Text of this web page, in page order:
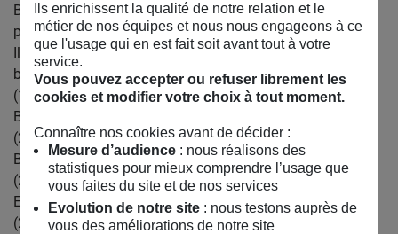
Biennale de Venise (2001). Il a vécu et travaillé à Paris
pendant quelques années, puis est revenu à Buenos Aires.
Il a participé à de nombreuses expositions collectives et
biennales d’art, telles que la 1ère Biennale du Mercosur
(1997), la 7ème Biennale de La Havane (2000), la 7ème
Biennale d’Istanbul (2001), la 3ème Biennale de Shanghai
(2002), la 1ère Biennale de Busan, Corée (2002), la 26ème
Biennale de Sao Paulo (2004), la Nuit Blanche de Paris
(2004), la 51ème Biennale de Venise (2005), la Triennale
Echigo-Tsumari Art, Japon (2006), Palais de Tokyo, Paris
(2006) ), etc…
Ils enrichissent la qualité de notre relation et le
métier de nos équipes et nous nous engageons à ce
que l'usage qui en est fait soit avant tout à votre
service.
Vous pouvez accepter ou refuser librement les
cookies et modifier votre choix à tout moment.
Connaître nos cookies avant de décider :
Mesure d’audience: nous réalisons des
statistiques pour mieux comprendre l’usage que
vous faites du site et de nos services
Evolution de notre site: nous testons auprès de
vous des améliorations de notre site